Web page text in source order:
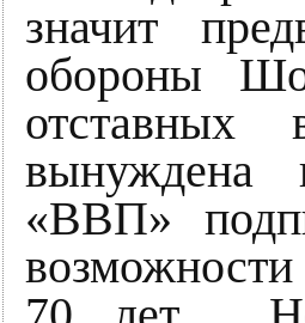
значит
обороны
отставных
вынуждена
«ВВП»
возможности